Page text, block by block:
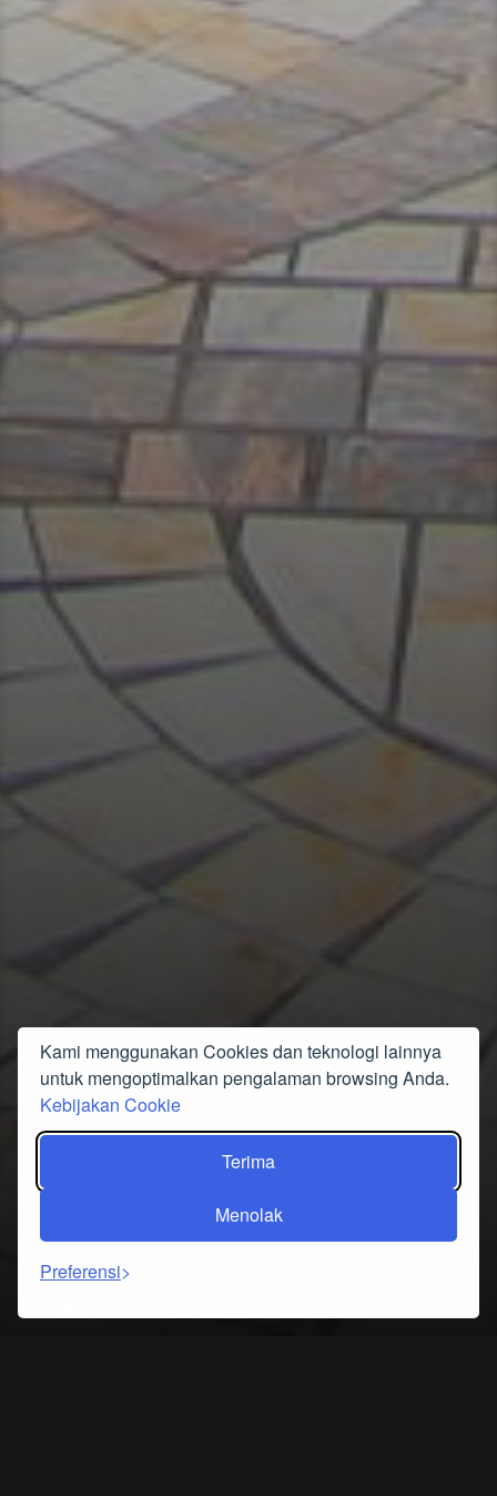
Kami menggunakan Cookies dan teknologi lainnya
untuk mengoptimalkan pengalaman browsing Anda.
Kebijakan Cookie
Terima
Menolak
Preferensi